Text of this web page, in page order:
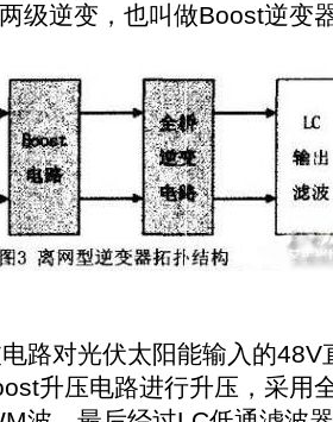
级逆变，也叫做Boost逆变
路对光伏太阳能输入的48V
升压电路进行升压，采用